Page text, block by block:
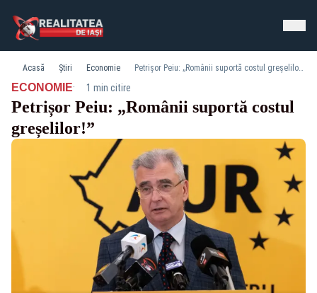
Acasă Știri Economie Petrișor Peiu: „Românii suportă costul greșelilor!”
ECONOMIE· 1 min citire
Petrișor Peiu: „Românii suportă costul
greșelilor!”